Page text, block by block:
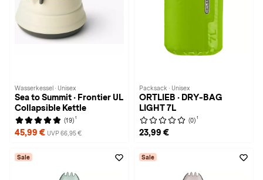
Wasserkessel · Unisex
Sea to Summit · Frontier UL
Collapsible Kettle
(19) 1
45,99 € UVP 66,95 €
Packsack · Unisex
ORTLIEB · DRY-BAG
LIGHT 7L
(0) 1
23,99 €
Sale Sale